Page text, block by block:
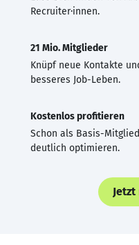
Recruiter·innen.
21 Mio. Mitglieder
Knüpf neue Kontakte
besseres Job-Leben.
Kostenlos profitieren
Schon als Basis-
deutlich optimieren.